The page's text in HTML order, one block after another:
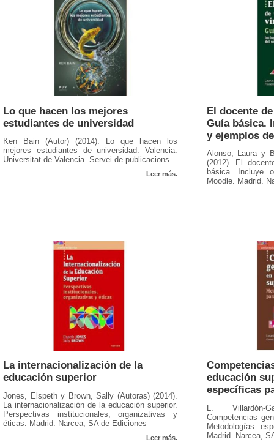
Lo que hacen los mejores
estudiantes de universidad
Ken Bain (Autor) (2014). Lo que hacen los
mejores estudiantes de universidad. Valencia.
Universitat de Valencia. Servei de publicacions.
Leer más.
El docente
Guía básica.
y ejemplos
Alonso, Laura y
(2012). El
básica. Incluye
Moodle. Madrid.
La internacionalización de la
educación superior
Jones, Elspeth y Brown, Sally (Autoras) (2014).
La internacionalización de la educación superior.
Perspectivas institucionales, organizativas y
éticas. Madrid. Narcea, SA de Ediciones
Leer más.
educación
específicas
L. Villardón-
Competencias
Metodologías
Madrid. Narcea,